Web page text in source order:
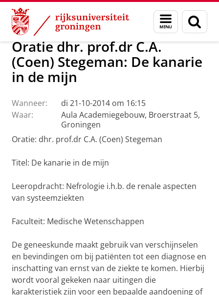
Skip
Content
Skip
Navigation
Menu
en
zoeken
Over ons Actueel Evenementen Oraties
Oratie dhr. prof.dr C.A.
(Coen) Stegeman: De kanarie
in de mijn
Wanneer:
di 21-10-2014 om 16:15
Waar:
Aula Academiegebouw, Broerstraat 5,
Groningen
Oratie: dhr. prof.dr C.A. (Coen) Stegeman
Titel: De kanarie in de mijn
Leeropdracht: Nefrologie i.h.b. de renale aspecten
van systeemziekten
Faculteit: Medische Wetenschappen
De geneeskunde maakt gebruik van verschijnselen
en bevindingen om bij patiënten tot een diagnose en
inschatting van ernst van de ziekte te komen. Hierbij
wordt vooral gekeken naar uitingen die
karakteristiek zijn voor een bepaalde aandoening of